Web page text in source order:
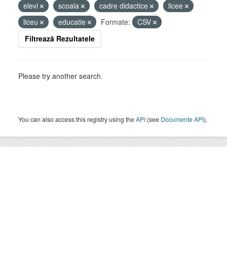
elevi
scoala cadre didactice
licee
liceu
educatie Formate:
CSV
Filtrează Rezultatele
Please try another search.
You can also access this registry using theAPI (see Documente API).